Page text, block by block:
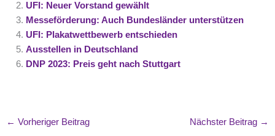
UFI: Neuer Vorstand gewählt
Messeförderung: Auch Bundesländer unterstützen
UFI: Plakatwettbewerb entschieden
Ausstellen in Deutschland
DNP 2023: Preis geht nach Stuttgart
← Vorheriger Beitrag Nächster Beitrag →